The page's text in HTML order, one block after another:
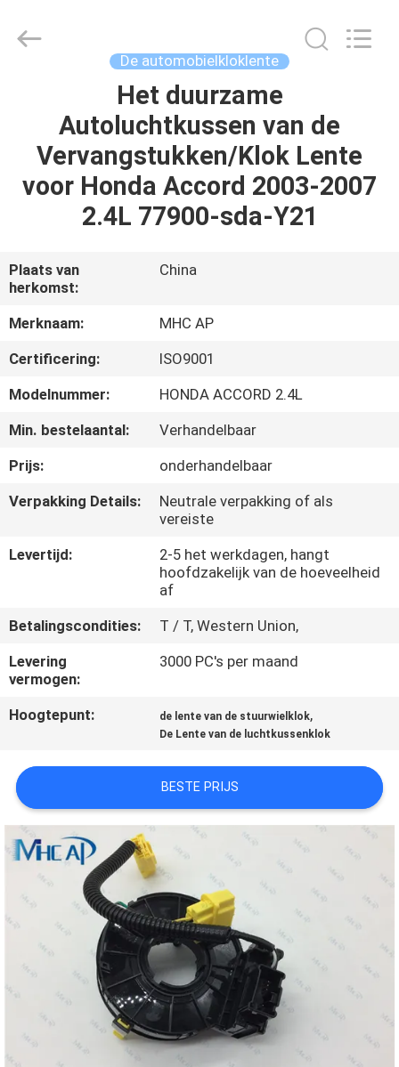
PRODUCTEN
ONGEVEER
FABRIEKSREIS
KWALITEITSCONTROLE
NEEM
CONTACT
OP
OM
CITAAT
SITEMAP
PRIVACY
POLICY
Limited.
De automobielkloklente
Het duurzame
Autoluchtkussen van de
Vervangstukken/Klok Lente
voor Honda Accord 2003-2007
2.4L 77900-sda-Y21
Plaats van
herkomst:
China
Merknaam:
MHC AP
Certificering:
ISO9001
Modelnummer:
HONDA ACCORD 2.4L
Min. bestelaantal:
Verhandelbaar
Prijs:
onderhandelbaar
Verpakking Details:
Neutrale verpakking of als
vereiste
Levertijd:
2-5 het werkdagen, hangt
hoofdzakelijk van de hoeveelheid
af
Betalingscondities:
T / T, Western Union,
Levering
vermogen:
3000 PC's per maand
Hoogtepunt: de lente van de stuurwielklok,
De Lente van de luchtkussenklok
BESTE PRIJS